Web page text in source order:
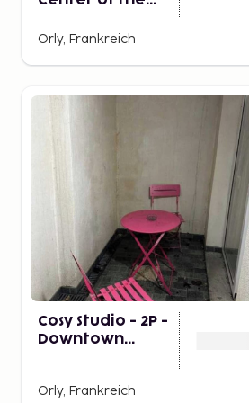
Orly, Frankreich
Cosy Studio - 2P -
Downtown
Orly, Frankreich